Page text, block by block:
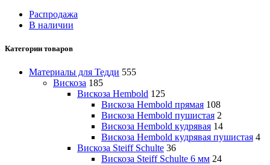
Распродажа
В наличии
Категории товаров
Материалы для Тедди 555
Вискоза 185
Вискоза Hembold 125
Вискоза Hembold прямая 108
Вискоза Hembold пушистая 2
Вискоза Hembold кудрявая 14
Вискоза Hembold кудрявая пушистая 4
Вискоза Steiff Schulte 36
Вискоза Steiff Schulte 6 мм 24